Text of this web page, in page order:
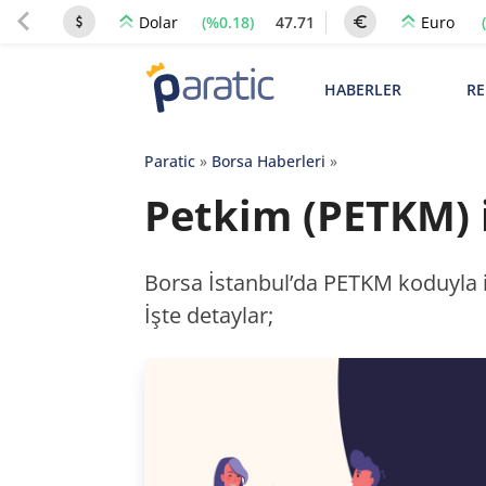
Dolar (%0.18) 47.71 Euro
HABERLER
Paratic» Borsa Haberleri »
Petkim
Borsa İstanbul’da PETKM
İşte detaylar;